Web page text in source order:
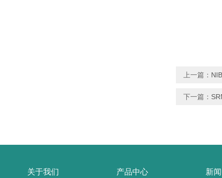
上一篇：
下一篇：
关于我们 产品中心 新